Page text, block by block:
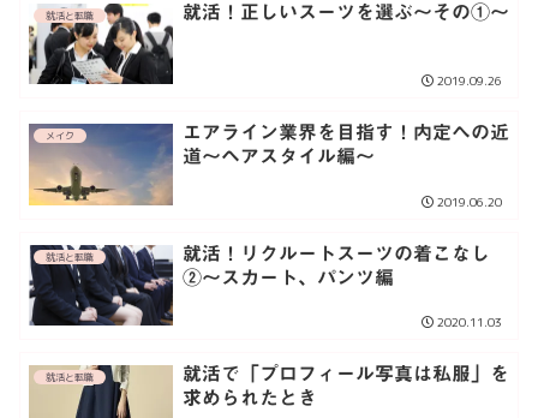
就活と転職 就活！正しいスーツを選ぶ〜その①〜
2019.09.26
メイク
エアライン業界を目指す！内定への近
道〜ヘアスタイル編〜
2019.06.20
就活と転職
就活！リクルートスーツの着こなし
②〜スカート、パンツ編
2020.11.03
就活と転職
就活で「プロフィール写真は私服」を
求められたとき